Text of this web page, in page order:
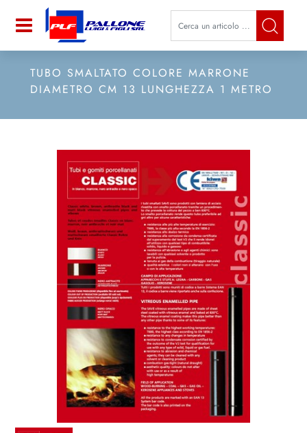
Open La modifica di un filtro
TUBO SMALTATO COLORE MARRONE
DIAMETRO CM 13 LUNGHEZZA 1 METRO